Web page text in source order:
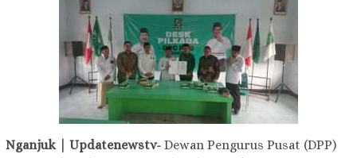
Nganjuk | Updatenewstv- Dewan Pengurus Pusat (DPP)